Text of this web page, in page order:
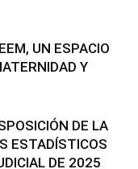
UN ESPACIO
Y
DE LA
ESTADÍSTICOS
DE 2025